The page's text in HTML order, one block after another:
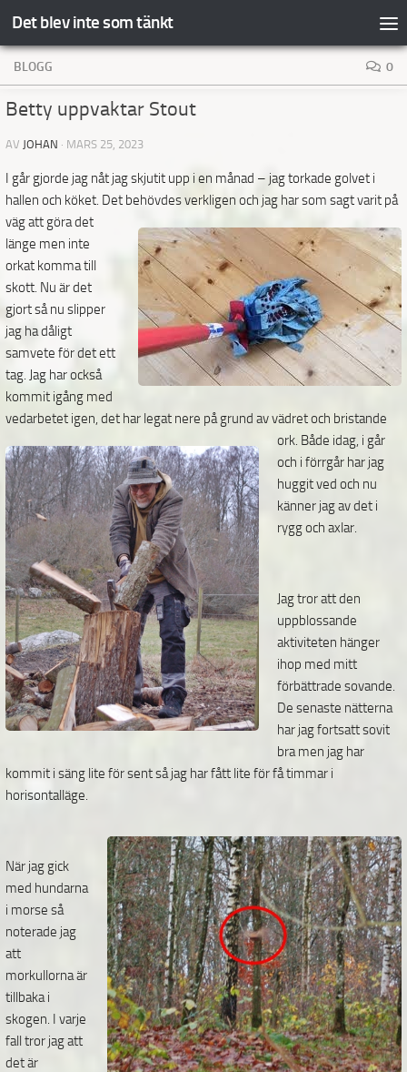
Hoppa till innehåll
Det blev inte som tänkt
BLOGG 0
Betty uppvaktar Stout
AV JOHAN · MARS 25, 2023
I går gjorde jag nåt jag skjutit upp i en månad – jag torkade golvet i
hallen och köket. Det behövdesverkligen och jag har som sagt varit på
väg att göra det
länge men inte
orkat komma till
skott. Nu är det
gjort så nu slipper
jag ha dåligt
samvete för det ett
tag. Jag har också
kommit igång med
vedarbetet igen, det har legat nere på grund av vädret och bristande
ork. Både idag, i går
och i förrgår har jag
huggit ved och nu
känner jag av det i
rygg och axlar.
Jag tror att den
uppblossande
aktiviteten hänger
ihop med mitt
förbättrade sovande.
De senaste nätterna
har jag fortsatt sovit
bra men jag har
kommit i säng lite för sent så jag har fått lite för få timmar i
horisontalläge.
När jag gick
med hundarna
i morse så
noterade jag
att
morkullorna är
tillbaka i
skogen. I varje
fall tror jag att
det är